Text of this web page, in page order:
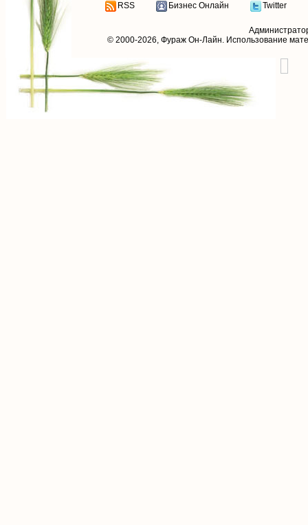
RSS Бизнес Онлайн Twitter
© 2000-2026, Фураж Он-Лайн. Использование